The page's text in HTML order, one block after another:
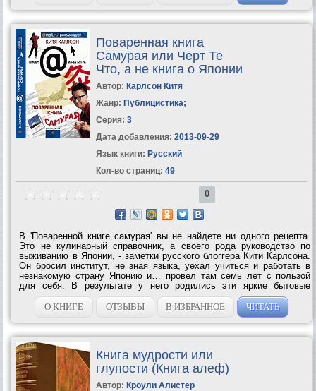
Поваренная книга
Самурая или Черт Те
Что, а не книга о Японии
Автор: Карлсон Китя
Жанр: Публицистика;
Серия: 3
Дата добавления: 2013-09-29
Язык книги: Русский
Кол-во страниц: 49
0
В 'Поваренной книге самурая' вы не найдете ни одного рецепта.
Это не кулинарный справочник, а своего рода руководство по
выживанию в Японии, - заметки русского блоггера Кити Карлсона.
Он бросил институт, не зная языка, уехал учиться и работать в
незнакомую страну Японию и… провел там семь лет с пользой
для себя. В результате у него родились эти яркие бытовые
зарисовки - необычайно колоритные и удивительные в своих
подробностях, этакий...
О КНИГЕ ОТЗЫВЫ В ИЗБРАННОЕ ЧИТАТЬ
Книга мудрости или
глупости (Книга алеф)
Автор: Кроули Алистер